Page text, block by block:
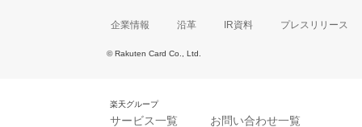
企業情報 沿革 IR資料 プレスリリース
© Rakuten Card Co., Ltd.
楽天グループ
サービス一覧 お問い合わせ一覧